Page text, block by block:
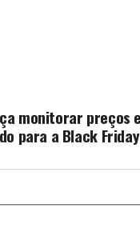
monitorar preços
para a Black Friday